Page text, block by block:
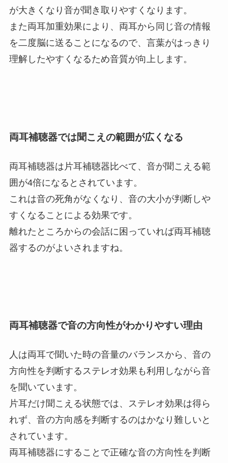
が大きくなり音が聞き取りやすくなります。
また両耳加重効果により、両耳から同じ音の情報
を二度脳に送ることになるので、言葉がはっきり
理解したやすくなるため音質が向上します。
両耳補聴器では聞こえの範囲が広くなる
両耳補聴器は片耳補聴器比べて、音が聞こえる範
囲が4倍になるとされています。
これは音の死角がなくなり、音の大小が判断しや
すくなることによる効果です。
離れたところからの会話に困っていれば両耳補聴
器するのがよいされますね。
両耳補聴器で音の方向性がわかりやすい理由
人は両耳で聞いた時の音量のバランスから、音の
方向性を判断するステレオ効果も利用しながら音
を聞いています。
片耳だけ聞こえる状態では、ステレオ効果は得ら
れず、音の方向感を判断するのはかなり難しいと
されています。
両耳補聴器にすることで正確な音の方向性を判断